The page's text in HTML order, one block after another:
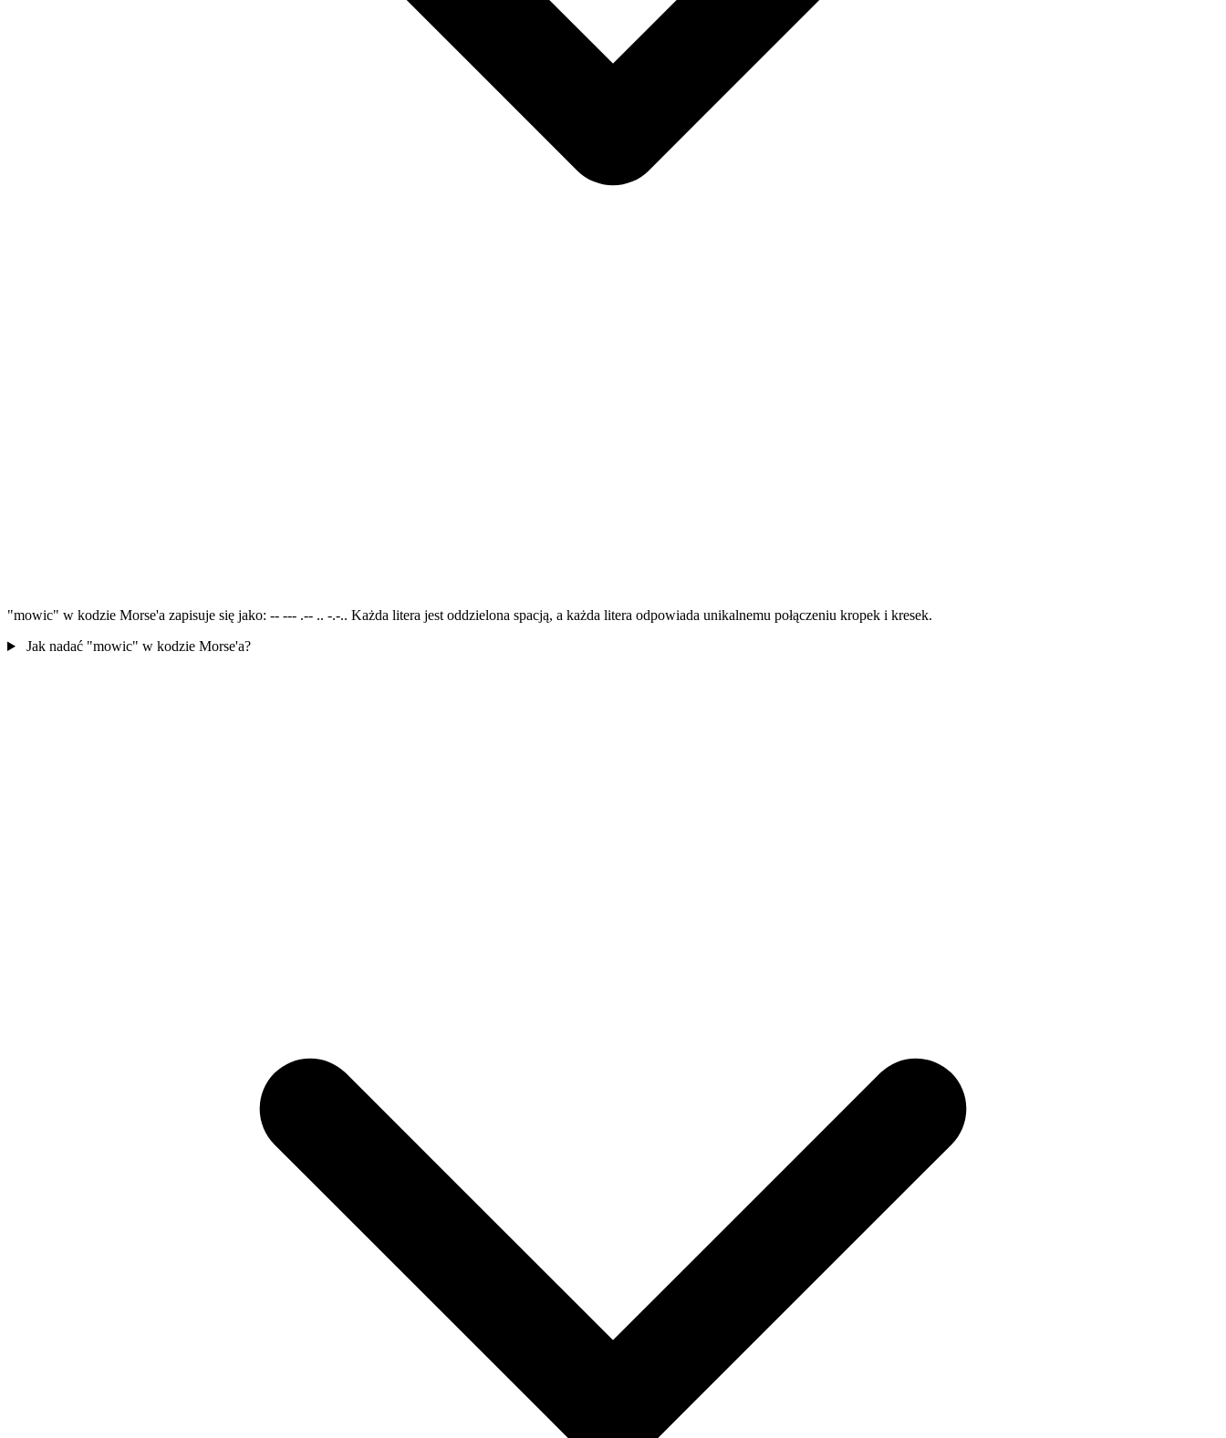
"mowic" w kodzie Morse'a zapisuje się jako: -- --- .-- .. -.-.. Każda litera jest oddzielona spacją, a każda litera odpowiada unikalnemu połączeniu kropek i kresek.
Jak nadać "mowic" w kodzie Morse'a?